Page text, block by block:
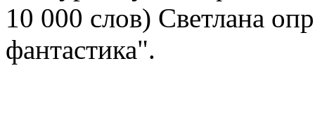
10 000 слов) Светлана
фантастика".